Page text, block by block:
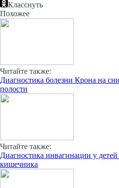
Класснуть
Похожее
Читайте также:
Диагностика болезни Крона на
полости
Читайте также:
Диагностика инвагинации у
кишечника